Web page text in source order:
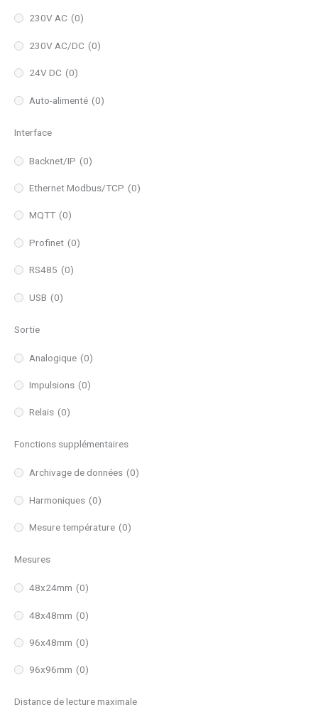
230V AC (0)
230V AC/DC (0)
24V DC (0)
Auto-alimenté (0)
Interface
Backnet/IP (0)
Ethernet Modbus/TCP (0)
MQTT (0)
Profinet (0)
RS485 (0)
USB (0)
Sortie
Analogique (0)
Impulsions (0)
Relais (0)
Fonctions supplémentaires
Archivage de données (0)
Harmoniques (0)
Mesure température (0)
Mesures
48x24mm (0)
48x48mm (0)
96x48mm (0)
96x96mm (0)
Distance de lecture maximale